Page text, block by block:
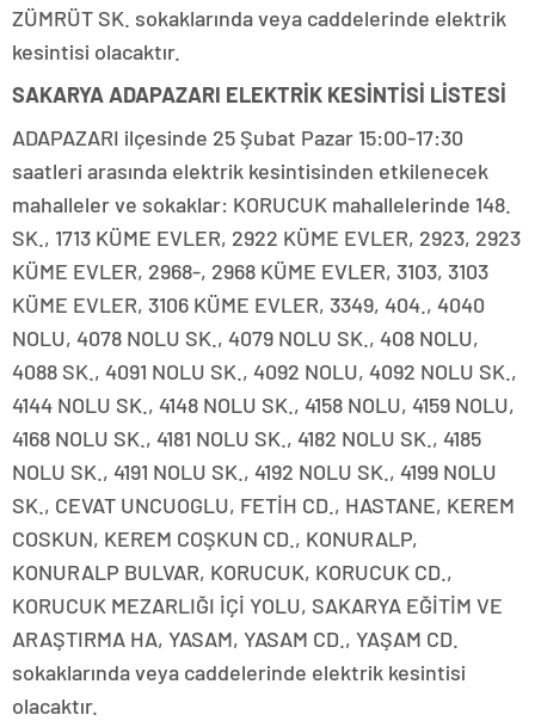
ZÜMRÜT SK. sokaklarında veya caddelerinde elektrik
kesintisi olacaktır.
SAKARYA ADAPAZARI ELEKTRİK KESİNTİSİ LİSTESİ
ADAPAZARI ilçesinde 25 Şubat Pazar 15:00-17:30
saatleri arasında elektrik kesintisinden etkilenecek
mahalleler ve sokaklar: KORUCUK mahallelerinde 148.
SK., 1713 KÜME EVLER, 2922 KÜME EVLER, 2923, 2923
KÜME EVLER, 2968-, 2968 KÜME EVLER, 3103, 3103
KÜME EVLER, 3106 KÜME EVLER, 3349, 404., 4040
NOLU, 4078 NOLU SK., 4079 NOLU SK., 408 NOLU,
4088 SK., 4091 NOLU SK., 4092 NOLU, 4092 NOLU SK.,
4144 NOLU SK., 4148 NOLU SK., 4158 NOLU, 4159 NOLU,
4168 NOLU SK., 4181 NOLU SK., 4182 NOLU SK., 4185
NOLU SK., 4191 NOLU SK., 4192 NOLU SK., 4199 NOLU
SK., CEVAT UNCUOGLU, FETİH CD., HASTANE, KEREM
COSKUN, KEREM COŞKUN CD., KONURALP,
KONURALP BULVAR, KORUCUK, KORUCUK CD.,
KORUCUK MEZARLIĞI İÇİ YOLU, SAKARYA EĞİTİM VE
ARAŞTIRMA HA, YASAM, YASAM CD., YAŞAM CD.
sokaklarında veya caddelerinde elektrik kesintisi
olacaktır.